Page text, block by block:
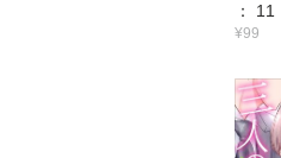
： 11
¥99